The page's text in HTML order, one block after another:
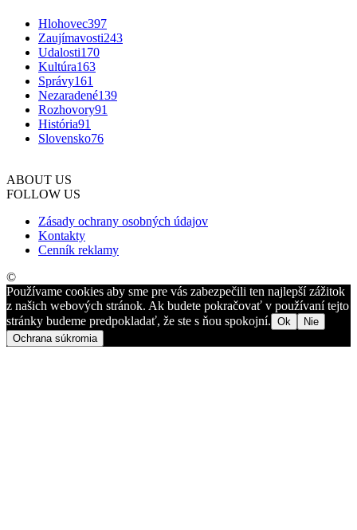
Hlohovec397
Zaujímavosti243
Udalosti170
Kultúra163
Správy161
Nezaradené139
Rozhovory91
História91
Slovensko76
ABOUT US
FOLLOW US
Zásady ochrany osobných údajov
Kontakty
Cenník reklamy
©
Používame cookies aby sme pre vás zabezpečili ten najlepší zážitok
z našich webových stránok. Ak budete pokračovať v používaní tejto
stránky budeme predpokladať, že ste s ňou spokojní. Ok
Nie
Ochrana súkromia